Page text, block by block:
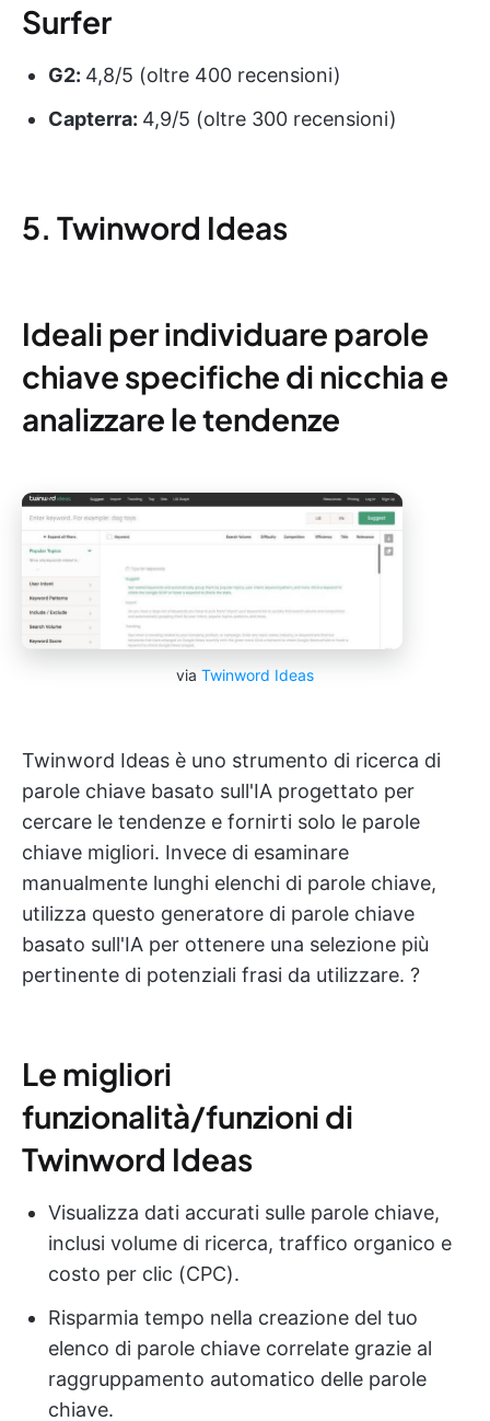
Surfer
G2: 4,8/5 (oltre 400 recensioni)
Capterra: 4,9/5 (oltre 300 recensioni)
5. Twinword Ideas
Ideali per individuare parole
chiave specifiche di nicchia e
analizzare le tendenze
via Twinword Ideas
Twinword Ideas è uno strumento di ricerca di
parole chiave basato sull'IA progettato per
cercare le tendenze e fornirti solo le parole
chiave migliori. Invece di esaminare
manualmente lunghi elenchi di parole chiave,
utilizza questo generatore di parole chiave
basato sull'IA per ottenere una selezione più
pertinente di potenziali frasi da utilizzare. ?
Le migliori
funzionalità/funzioni di
Twinword Ideas
Visualizza dati accurati sulle parole chiave,
inclusi volume di ricerca, traffico organico e
costo per clic (CPC).
Risparmia tempo nella creazione del tuo
elenco di parole chiave correlate grazie al
raggruppamento automatico delle parole
chiave.